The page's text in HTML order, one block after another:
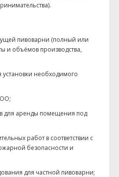
пивоварни (полный или
и объёмов производства,
необходимого
для аренды помещения под
работ в соответствии с
безопасности и
для частной пивоварни;